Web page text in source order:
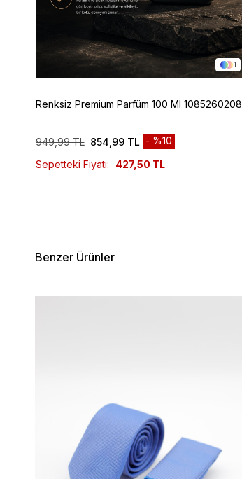
1
Renksiz Premium Parfüm 100 Ml 1085260208
949,99 TL 854,99 TL
%10
Sepetteki Fiyatı:
427,50 TL
Benzer Ürünler